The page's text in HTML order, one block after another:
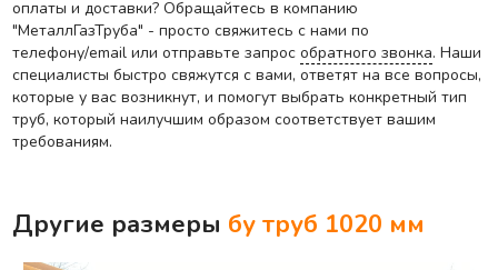
оплаты и доставки? Обращайтесь в компанию
"МеталлГазТруба" - просто свяжитесь с нами по
телефону/email или отправьте запрособратного звонка. Наши
специалисты быстро свяжутся с вами, ответят на все вопросы,
которые у вас возникнут, и помогут выбрать конкретный тип
труб, который наилучшим образом соответствует вашим
требованиям.
Другие размеры бу труб 1020 мм